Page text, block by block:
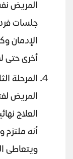
المريض
جلسات
الإدمان
أخرى حتى
المرحلة
العلاج
أنه ملتزم
ويتعاطى